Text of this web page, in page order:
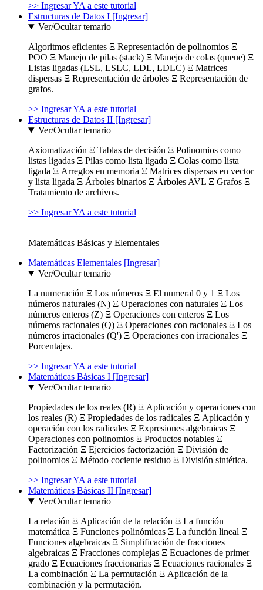
>> Ingresar YA a este tutorial
Estructuras de Datos I [Ingresar]
Ver/Ocultar temario
Algoritmos eficientes Ξ Representación de polinomios Ξ
POO Ξ Manejo de pilas (stack) Ξ Manejo de colas (queue) Ξ
Listas ligadas (LSL, LSLC, LDL, LDLC) Ξ Matrices
dispersas Ξ Representación de árboles Ξ Representación de
grafos.
>> Ingresar YA a este tutorial
Estructuras de Datos II [Ingresar]
Ver/Ocultar temario
Axiomatización Ξ Tablas de decisión Ξ Polinomios como
listas ligadas Ξ Pilas como lista ligada Ξ Colas como lista
ligada Ξ Arreglos en memoria Ξ Matrices dispersas en vector
y lista ligada Ξ Árboles binarios Ξ Árboles AVL Ξ Grafos Ξ
Tratamiento de archivos.
>> Ingresar YA a este tutorial
Matemáticas Básicas y Elementales
Matemáticas Elementales [Ingresar]
Ver/Ocultar temario
La numeración Ξ Los números Ξ El numeral 0 y 1 Ξ Los
números naturales (N) Ξ Operaciones con naturales Ξ Los
números enteros (Z) Ξ Operaciones con enteros Ξ Los
números racionales (Q) Ξ Operaciones con racionales Ξ Los
números irracionales (Q') Ξ Operaciones con irracionales Ξ
Porcentajes.
>> Ingresar YA a este tutorial
Matemáticas Básicas I [Ingresar]
Ver/Ocultar temario
Propiedades de los reales (R) Ξ Aplicación y operaciones con
los reales (R) Ξ Propiedades de los radicales Ξ Aplicación y
operación con los radicales Ξ Expresiones algebraicas Ξ
Operaciones con polinomios Ξ Productos notables Ξ
Factorización Ξ Ejercicios factorización Ξ División de
polinomios Ξ Método cociente residuo Ξ División sintética.
>> Ingresar YA a este tutorial
Matemáticas Básicas II [Ingresar]
Ver/Ocultar temario
La relación Ξ Aplicación de la relación Ξ La función
matemática Ξ Funciones polinómicas Ξ La función lineal Ξ
Funciones algebraicas Ξ Simplificación de fracciones
algebraicas Ξ Fracciones complejas Ξ Ecuaciones de primer
grado Ξ Ecuaciones fraccionarias Ξ Ecuaciones racionales Ξ
La combinación Ξ La permutación Ξ Aplicación de la
combinación y la permutación.